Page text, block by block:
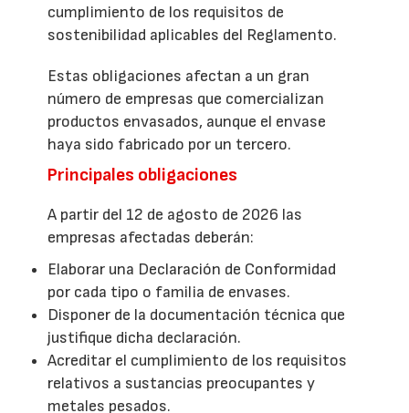
cumplimiento de los requisitos de
sostenibilidad aplicables del Reglamento.
Estas obligaciones afectan a un gran
número de empresas que comercializan
productos envasados, aunque el envase
haya sido fabricado por un tercero.
Principales obligaciones
A partir del 12 de agosto de 2026 las
empresas afectadas deberán:
Elaborar una Declaración de Conformidad
por cada tipo o familia de envases.
Disponer de la documentación técnica que
justifique dicha declaración.
Acreditar el cumplimiento de los requisitos
relativos a sustancias preocupantes y
metales pesados.